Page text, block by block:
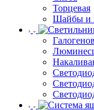
Торцевая
Шайбы и